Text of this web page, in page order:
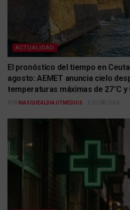
ACTUALIDAD
El pronóstico del tiempo en
agosto: AEMET anuncia cielo
temperaturas máximas de 27°C
POR MASQUEALDIA UTMEDIOS 07/08/2026